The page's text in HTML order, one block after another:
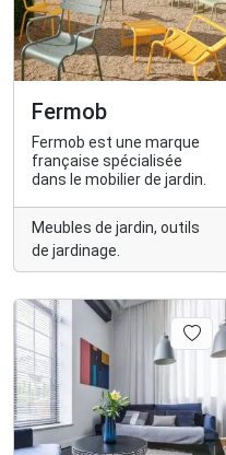
Fermob
Fermob est une marque
française spécialisée
dans le mobilier de jardin.
Meubles de jardin, outils
de jardinage.